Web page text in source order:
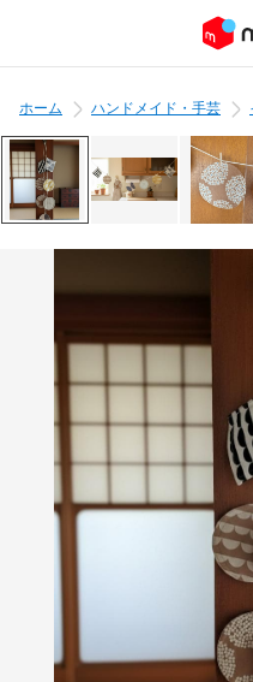
ホーム ハンドメイド・手芸